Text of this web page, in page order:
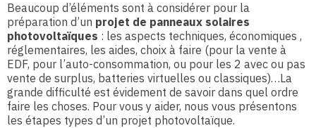
Beaucoup d’éléments sont à considérer pour la
préparation d’un projet de panneaux solaires
photovoltaïques : les aspects techniques, économiques ,
réglementaires, les aides, choix à faire (pour la vente à
EDF, pour l’auto-consommation, ou pour les 2 avec ou pas
vente de surplus, batteries virtuelles ou classiques)…La
grande difficulté est évidement de savoir dans quel ordre
faire les choses. Pour vous y aider, nous vous présentons
les étapes types d’un projet photovoltaïque.